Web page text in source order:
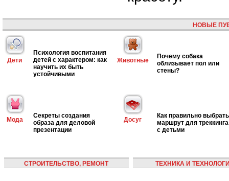
НОВЫЕ
Дети
Психология воспитания
детей с характером: как
научить их быть
устойчивыми
Животные
Почему собака
облизывает пол или
стены?
Мода
Секреты создания
образа для деловой
презентации
Досуг
Как правильно выбрать
маршрут для треккинга
с детьми
СТРОИТЕЛЬСТВО, РЕМОНТ ТЕХНИКА И